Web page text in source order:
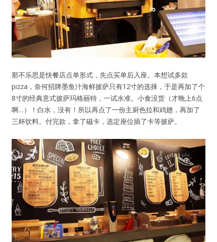
那不乐思是快餐店点单形式，先点买单后入座。本想试多款
pizza，奈何招牌墨鱼汁海鲜披萨只有12寸的选择，于是再加了个
8寸的经典意式披萨玛格丽特，一试水准。小食没货（才晚上6点
啊…）！白水，没有！所以再点了一份主厨色拉和鸡翅，再加了
三杯饮料。付完款，拿了磁卡，选定座位插了卡等披萨。